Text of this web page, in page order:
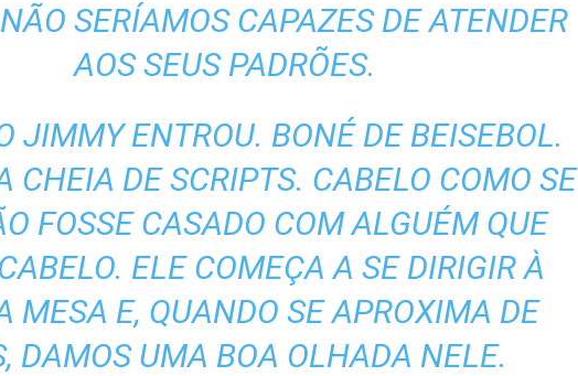
SERÍAMOS CAPAZES DE ATENDER
AOS SEUS PADRÕES.
JIMMY ENTROU. BONÉ DE BEISEBOL.
CHEIA DE SCRIPTS. CABELO COMO SE
FOSSE CASADO COM ALGUÉM QUE
ELE COMEÇA A SE DIRIGIR À
MESA E, QUANDO SE APROXIMA DE
DAMOS UMA BOA OLHADA NELE.